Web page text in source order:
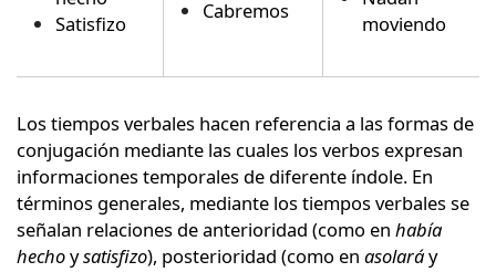
Satisfizo
Cabremos
moviendo
Los tiempos verbales hacen referencia a las formas de
conjugación mediante las cuales los verbos expresan
informaciones temporales de diferente índole. En
términos generales, mediante los tiempos verbales se
señalan relaciones de anterioridad (como en había
hechoysatisfizo), posterioridad (como en asolaráy